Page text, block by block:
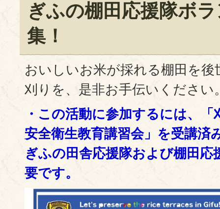
ぎふの棚田応援隊ボ
集！
おいしいお米が採れる棚田を
刈りを、是非お手伝いください
・この活動に参加するには、「
安全衛生教育講習会」を受講済
ぎふの田舎応援隊および棚田応
要です。